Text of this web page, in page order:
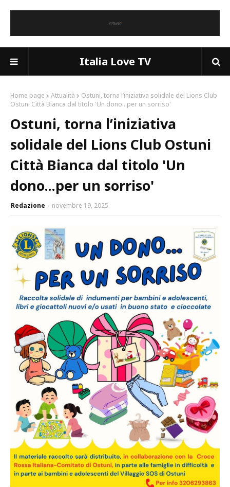
Italia Love TV
Home page Attualità
Ostuni, torna l’iniziativa solidale del Lions Club
Ostuni Città Bianca dal titolo 'Un dono...per un sorriso'
Ostuni, torna l’iniziativa
solidale del Lions Club Ostuni
Città Bianca dal titolo 'Un
dono...per un sorriso'
Redazione novembre 19, 2025